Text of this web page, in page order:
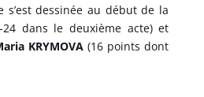
s’est dessinée au début de la
24 dans le deuxième acte) et
KRYMOVA (16 points dont